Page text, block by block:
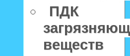
ПДК
веществ